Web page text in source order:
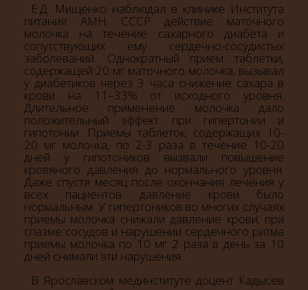
Е.Д. Мищенко наблюдал в клинике Института
питания АМН СССР действие маточного
молочка на течение сахарного диабета и
сопутствующих ему сердечно-сосудистых
заболеваний. Однократный прием таблетки,
содержащей 20 мг маточного молочка, вызывал
у диабетиков через 3 часа снижение сахара в
крови на 11–33% от исходного уровня.
Длительное применение молочка дало
положительный эффект при гипертонии и
гипотонии. Приемы таблеток, содержащих 10-
20 мг молочка, по 2-3 раза в течение 10-20
дней у гипотоников вызвали повышение
кровяного давления до нормального уровня.
Даже спустя месяц после окончания лечения у
всех пациентов давление крови было
нормальным. У гипертоников во многих случаях
приемы молочка снижали давление крови; при
спазме сосудов и нарушении сердечного ритма
приемы молочка по 10 мг 2 раза в день за 10
дней снимали эти нарушения.
В Ярославском мединституте доцент Кадысев